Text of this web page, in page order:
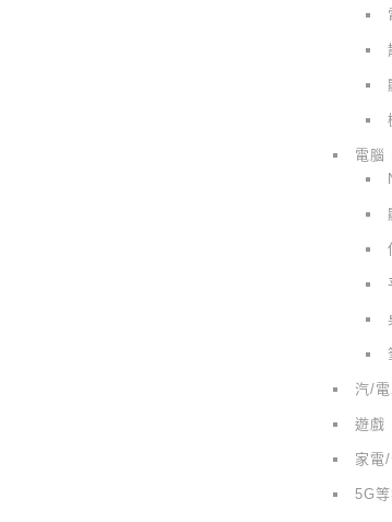
電腦
汽/
遊戲
家電
5G